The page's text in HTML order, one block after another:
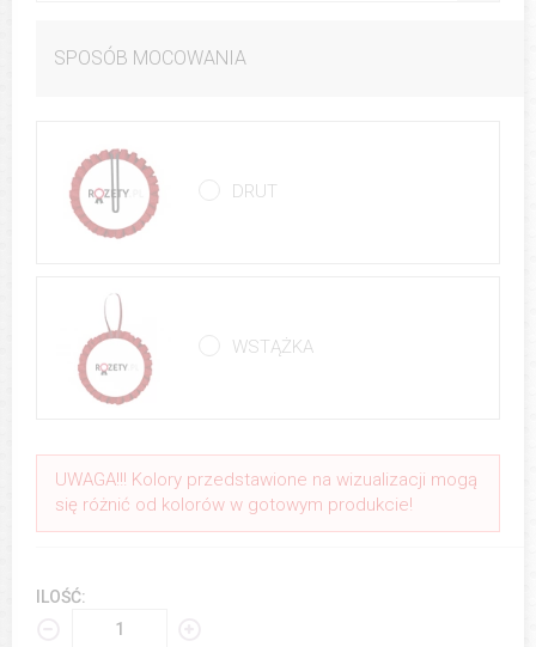
SPOSÓB MOCOWANIA
DRUT
WSTĄŻKA
UWAGA!!! Kolory przedstawione na wizualizacji mogą
się różnić od kolorów w gotowym produkcie!
ILOŚĆ: